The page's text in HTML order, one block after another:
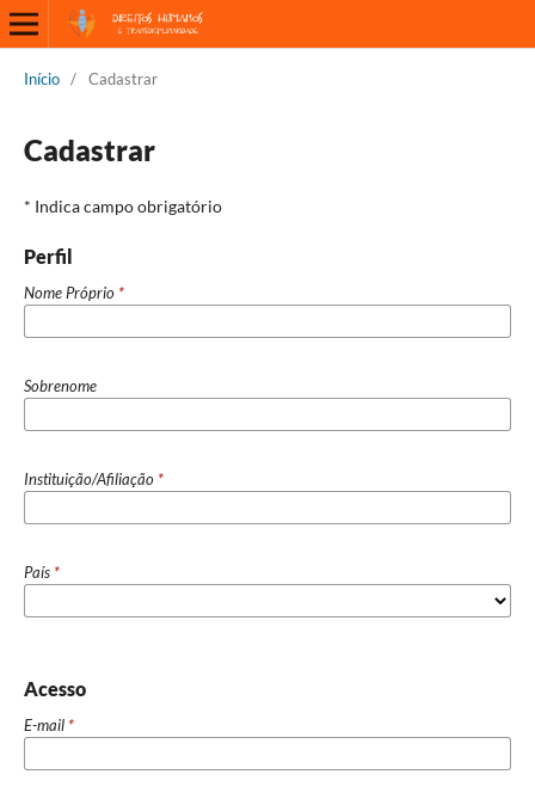
Início / Cadastrar
Cadastrar
* Indica campo obrigatório
Perfil
Nome Próprio *
Sobrenome
Instituição/Afiliação *
País *
Acesso
E-mail *